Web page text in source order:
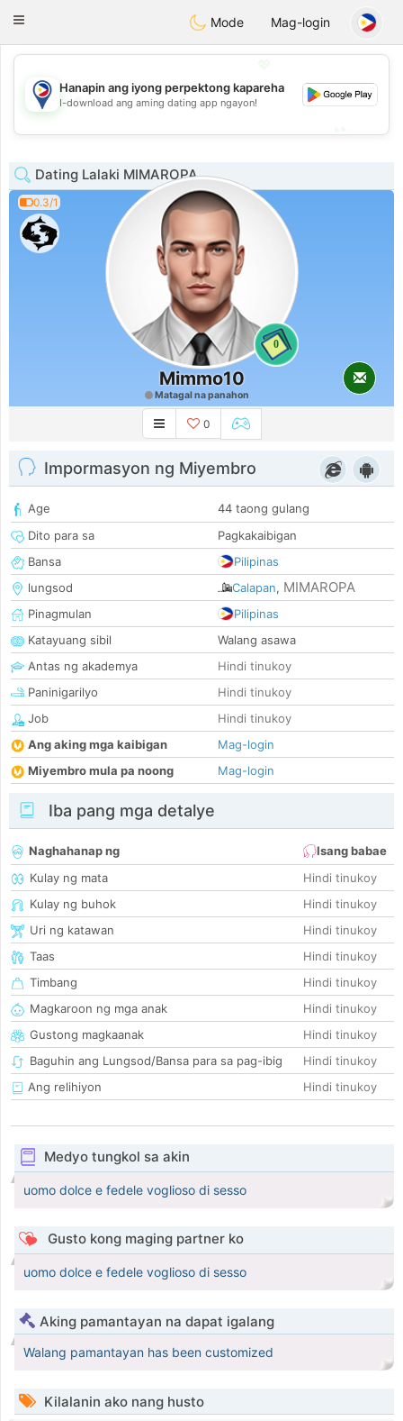
PhilippinesChat
Toggle
Mode Mag-login
💖
💕
Hanapin ang iyong perpektong kapareha
I-download ang aming dating app ngayon!
Dating Lalaki MIMAROPA
0.3/1
0
Mimmo10
Matagal na panahon
0
Impormasyon ng Miyembro
Age
44 taong gulang
Dito para sa
Pagkakaibigan
Bansa
Pilipinas
lungsod
Calapan, MIMAROPA
Pinagmulan
Pilipinas
Katayuang sibil
Walang asawa
Antas ng akademya
Hindi tinukoy
Paninigarilyo
Hindi tinukoy
Job
Hindi tinukoy
Ang aking mga kaibigan
Mag-login
Miyembro mula pa noong
Mag-login
Iba pang mga detalye
Naghahanap ng
Isang babae
Kulay ng mata
Hindi tinukoy
Kulay ng buhok
Hindi tinukoy
Uri ng katawan
Hindi tinukoy
Taas
Hindi tinukoy
Timbang
Hindi tinukoy
Magkaroon ng mga anak
Hindi tinukoy
Gustong magkaanak
Hindi tinukoy
Baguhin ang Lungsod/Bansa para sa pag-ibig
Hindi tinukoy
Ang relihiyon
Hindi tinukoy
Medyo tungkol sa akin
uomo dolce e fedele voglioso di sesso
Gusto kong maging partner ko
uomo dolce e fedele voglioso di sesso
Aking pamantayan na dapat igalang
Walang pamantayan has been customized
Kilalanin ako nang husto